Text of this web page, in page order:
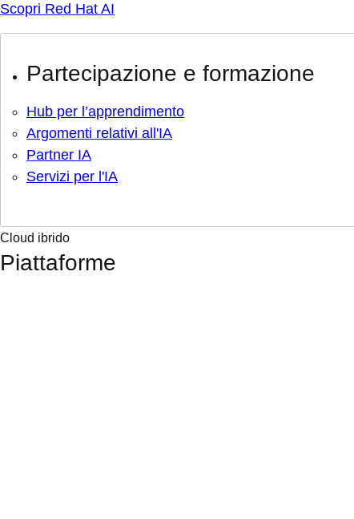
Scopri Red Hat AI
Partecipazione e formazione
Hub per l’apprendimento
Argomenti relativi all'IA
Partner IA
Servizi per l'IA
Cloud ibrido
Piattaforme